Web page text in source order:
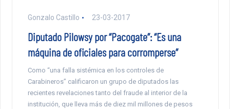
Gonzalo Castillo 23-03-2017
Diputado Pilowsy por “Pacogate”: “Es una
máquina de oficiales para corromperse”
Como “una falla sistémica en los controles de
Carabineros” calificaron un grupo de diputados las
recientes revelaciones tanto del fraude al interior de la
institución, que lleva más de diez mil millones de pesos